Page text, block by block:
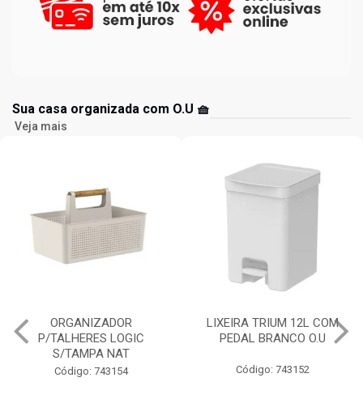
Sua casa organizada com O.U 🧺
Veja mais
LIXEIRA TRIUM 12L COM
PEDAL BRANCO O.U
Código: 743152
ESCORREDOR LOUÇAS
TRIUM COMPACT BRANCO
Código: 743125